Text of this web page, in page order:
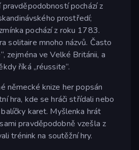
pochází z
prostředí;
pochází z roku 1783.
solitaire mnoho názvů. Často
zejména ve Velké Británii, a
říká „réussite“.
německé knize her popsán
hra, kde se hráči střídali nebo
karet. Myšlenka hrát
pravděpodobně vzešla z
trénink na soutěžní hry.